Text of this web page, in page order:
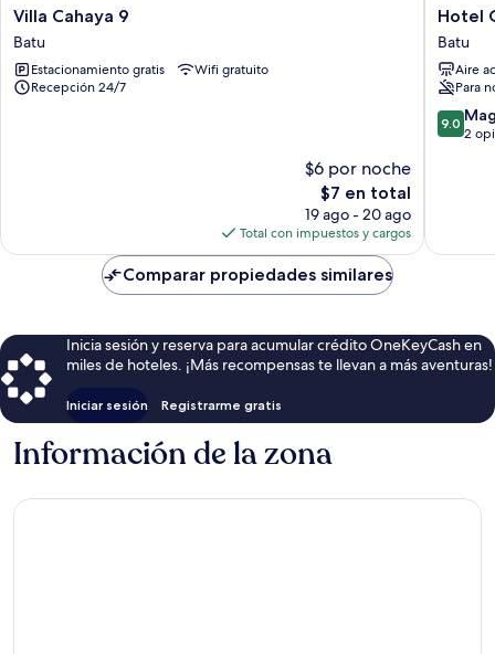
Villa
Cahaya
9
Batu
Villa Cahaya 9
Batu
Estacionamiento gratis
Wifi gratuito
Recepción 24/7
$6 por noche
El
precio
actual
es
de
$7
$7 en total
19 ago - 20 ago
Total con impuestos y cargos
Hotel
O
Villa
Papada
Batu
Hotel
Batu
Aire
Para
9.0
de
9.0
2
Comparar propiedades similares
Inicia sesión y reserva para acumular crédito OneKeyCash en
miles de hoteles. ¡Más recompensas te llevan a más aventuras!
Iniciar sesión Registrarme gratis
Información de la zona